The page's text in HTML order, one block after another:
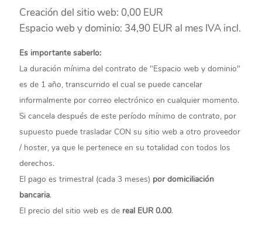
Creación del sitio web: 0,00 EUR
Espacio web y dominio: 34,90 EUR al mes IVA incl.
Es importante saberlo:
La duración mínima del contrato de "Espacio web y dominio"
es de 1 año, transcurrido el cual se puede cancelar
informalmente por correo electrónico en cualquier momento.
Si cancela después de este período mínimo de contrato, por
supuesto puede trasladar CON su sitio web a otro proveedor
/ hoster, ya que le pertenece en su totalidad con todos los
derechos.
El pago es trimestral (cada 3 meses) por domiciliación
bancaria.
El precio del sitio web es de real EUR 0.00.